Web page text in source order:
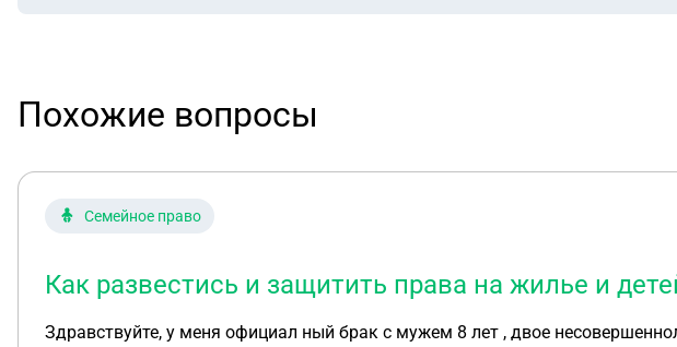
Похожие вопросы
Семейное право
Как развестись и защитить права на жилье и
Здравствуйте, у меня официал ный брак с мужем 8 лет , двое